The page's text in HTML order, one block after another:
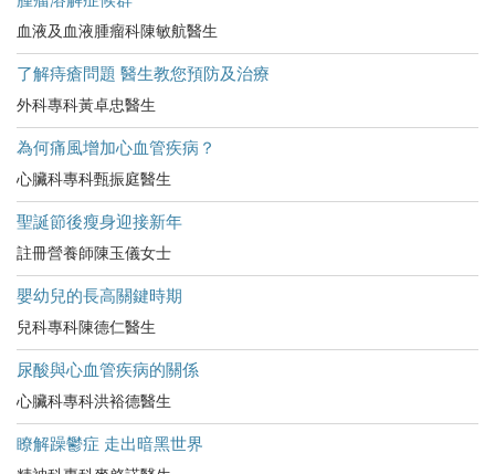
血液及血液腫瘤科陳敏航醫生
了解痔瘡問題 醫生教您預防及治療
外科專科黃卓忠醫生
為何痛風增加心血管疾病？
心臟科專科甄振庭醫生
聖誕節後瘦身迎接新年
註冊營養師陳玉儀女士
嬰幼兒的長高關鍵時期
兒科專科陳德仁醫生
尿酸與心血管疾病的關係
心臟科專科洪裕德醫生
瞭解躁鬱症 走出暗黑世界